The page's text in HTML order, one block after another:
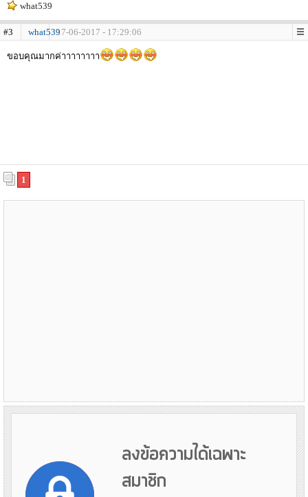
what539
#3 what53917-06-2017 - 17:29:06
ขอบคุณมากค่าาาาาาาา
1
ลงข้อความได้เฉพาะ
สมาชิก